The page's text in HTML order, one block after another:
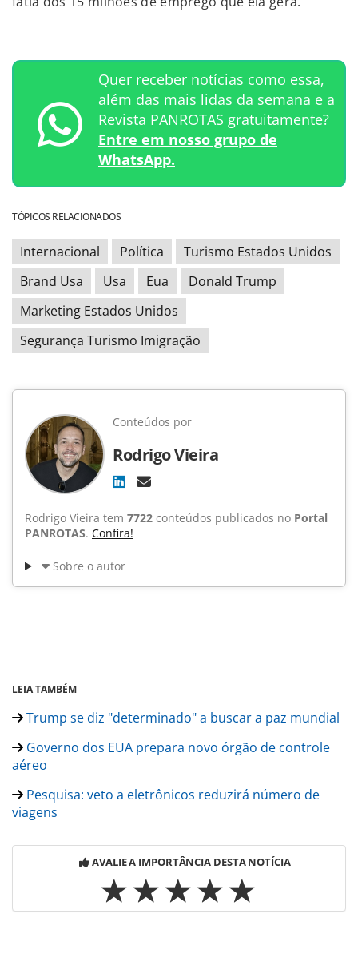
Quer receber notícias como essa,
além das mais lidas da semana e a
Revista PANROTAS gratuitamente?
Entre em nosso grupo de
WhatsApp.
TÓPICOS RELACIONADOS
Internacional Política
Turismo Estados Unidos
Brand Usa
Usa Eua
Donald Trump
Marketing Estados Unidos
Segurança Turismo Imigração
Conteúdos por
Rodrigo Vieira
Rodrigo Vieira tem 7722 conteúdos publicados no Portal
PANROTAS. Confira!
Sobre o autor
LEIA TAMBÉM
Trump se diz "determinado" a buscar a paz mundial
Governo dos EUA prepara novo órgão de controle
aéreo
Pesquisa: veto a eletrônicos reduzirá número de
viagens
AVALIE A IMPORTÂNCIA DESTA NOTÍCIA